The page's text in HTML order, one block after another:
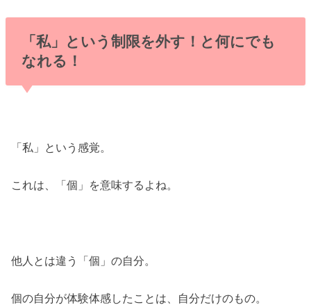
「私」という制限を外す！と何にでも
なれる！
「私」という感覚。
これは、「個」を意味するよね。
他人とは違う「個」の自分。
個の自分が体験体感したことは、自分だけのもの。